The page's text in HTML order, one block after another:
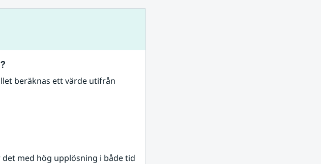
beräknas ett värde utifrån
med hög upplösning i både tid